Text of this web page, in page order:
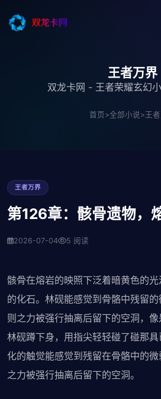
王者万界
双龙卡网 - 王者荣耀玄幻
首页>全部小说>王
王者万界
第126章：骸骨遗物，
2026-07-04 5 阅读
骸骨在熔岩的映照下泛着暗黄色的
的化石。林砚能感觉到骨骼中残留
则之力被强行抽离后留下的空洞，像
林砚蹲下身，用指尖轻轻碰了碰那
化的触觉能感觉到残留在骨骼中的
之力被强行抽离后留下的空洞。